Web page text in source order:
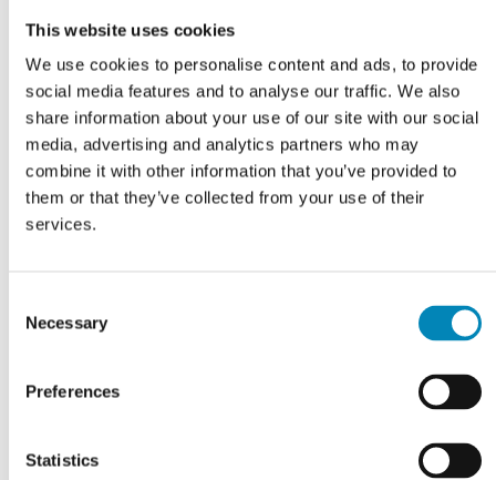
This website uses cookies
We use cookies to personalise content and ads, to provide
social media features and to analyse our traffic. We also
share information about your use of our site with our social
media, advertising and analytics partners who may
combine it with other information that you’ve provided to
them or that they’ve collected from your use of their
services.
Selection
Necessary
Preferences
Statistics